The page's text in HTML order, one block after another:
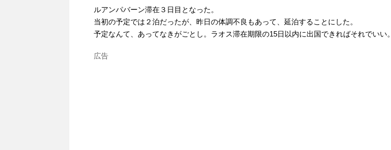
ルアンパバーン滞在３日目となった。
当初の予定では２泊だったが、昨日の体調不良もあって、延泊することにした。
予定なんて、あってなきがごとし。ラオス滞在期限の15日以内に出国できればそれでいい。
広告